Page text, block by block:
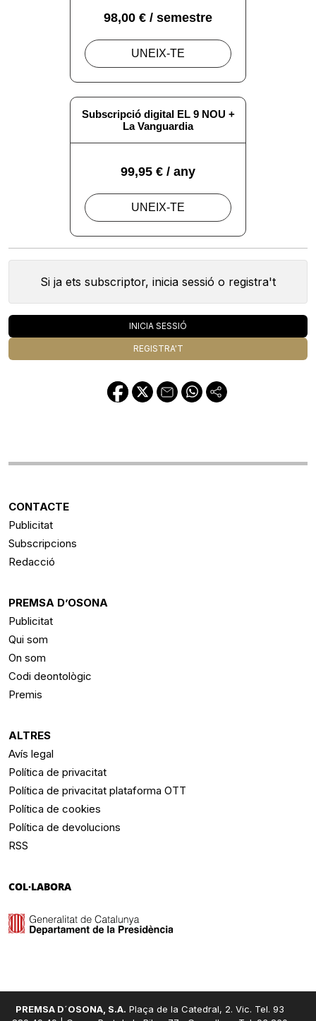
Si ja ets subscriptor, inicia sessió o registra't
INICIA SESSIÓ
REGISTRA'T
CONTACTE
Publicitat
Subscripcions
Redacció
PREMSA D’OSONA
Publicitat
Qui som
On som
Codi deontològic
Premis
ALTRES
Avís legal
Política de privacitat
Política de privacitat plataforma OTT
Política de cookies
Política de devolucions
RSS
COL·LABORA
PREMSA D´OSONA, S.A. Plaça de la Catedral, 2. Vic. Tel. 93